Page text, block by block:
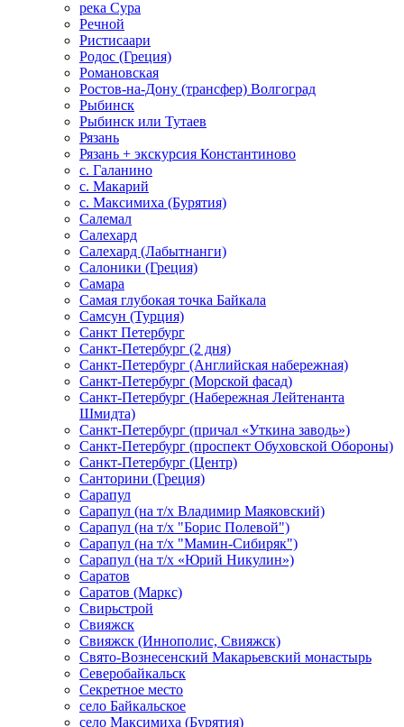
река Сура
Речной
Ристисаари
Родос (Греция)
Романовская
Ростов-на-Дону (трансфер) Волгоград
Рыбинск
Рыбинск или Тутаев
Рязань
Рязань + экскурсия Константиново
с. Галанино
с. Макарий
с. Максимиха (Бурятия)
Салемал
Салехард
Салехард (Лабытнанги)
Салоники (Греция)
Самара
Самая глубокая точка Байкала
Самсун (Турция)
Санкт Петербург
Санкт-Петербург (2 дня)
Санкт-Петербург (Английская набережная)
Санкт-Петербург (Морской фасад)
Санкт-Петербург (Набережная Лейтенанта
Шмидта)
Санкт-Петербург (причал «Уткина заводь»)
Санкт-Петербург (проспект Обуховской Обороны)
Санкт-Петербург (Центр)
Санторини (Греция)
Сарапул
Сарапул (на т/х Владимир Маяковский)
Сарапул (на т/х "Борис Полевой")
Сарапул (на т/х "Мамин-Сибиряк")
Сарапул (на т/х «Юрий Никулин»)
Саратов
Саратов (Маркс)
Свирьстрой
Свияжск
Свияжск (Иннополис, Свияжск)
Свято-Вознесенский Макарьевский монастырь
Северобайкальск
Секретное место
село Байкальское
село Максимиха (Бурятия)